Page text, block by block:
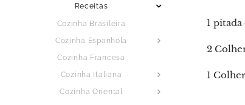
Receitas
Cozinha Brasileira
Cozinha Espanhola
Cozinha Francesa
Cozinha Italiana
Cozinha Oriental
1 pitada
2
1